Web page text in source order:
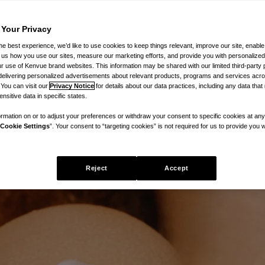
nicht nur an Ihr Gesicht! Hier
für den ganzen Körper.
Privacy
best experience, we’d like to use cookies to keep things relevant, improve our site,
how you use our sites, measure our marketing efforts, and provide you with
use of Kenvue brand websites. This information may be shared with our limited third-party
personalized advertisements about relevant products, programs and services
can visit our Privacy Notice for details about our data practices, including any data that
data in specific states.
on or to adjust your preferences or withdraw your consent to specific cookies at
Settings”. Your consent to “targeting cookies” is not required for us to provide you
Reject Accept